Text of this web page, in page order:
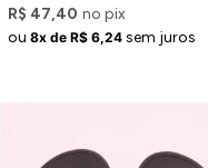
R$ 47,40 no pix
ou 8x de R$ 6,24 sem juros